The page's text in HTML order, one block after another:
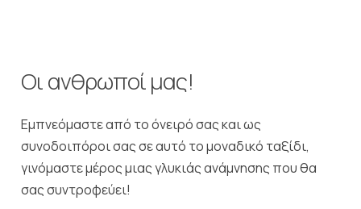
Οι ανθρωποί μας!
Εμπνεόμαστε από το όνειρό σας και ως
συνοδοιπόροι σας σε αυτό το μοναδικό ταξίδι,
γινόμαστε μέρος μιας γλυκιάς ανάμνησης που θα
σας συντροφεύει!